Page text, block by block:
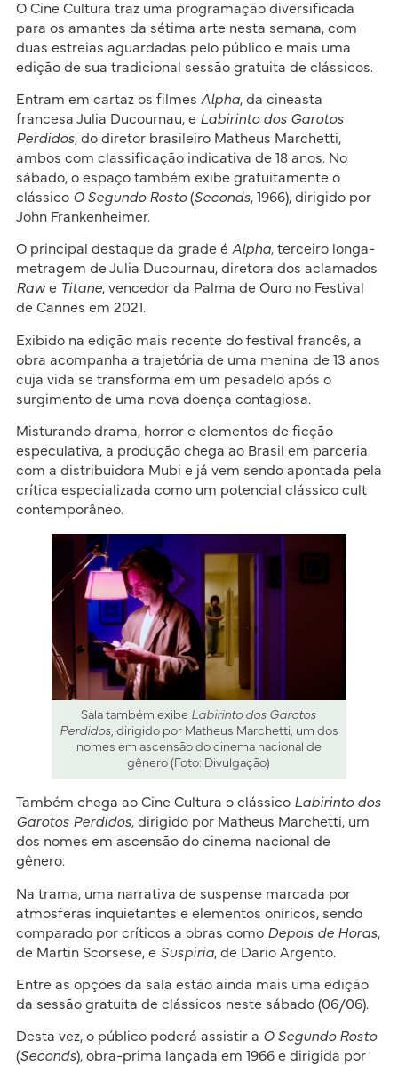
O Cine Cultura traz uma programação diversificada
para os amantes da sétima arte nesta semana, com
duas estreias aguardadas pelo público e mais uma
edição de sua tradicional sessão gratuita de clássicos.
Entram em cartaz os filmes Alpha, da cineasta
francesa Julia Ducournau, e Labirinto dos Garotos
Perdidos, do diretor brasileiro Matheus Marchetti,
ambos com classificação indicativa de 18 anos. No
sábado, o espaço também exibe gratuitamente o
clássico O Segundo Rosto(Seconds, 1966), dirigido por
John Frankenheimer.
O principal destaque da grade é Alpha, terceiro longa-
metragem de Julia Ducournau, diretora dos aclamados
Rawe Titane, vencedor da Palma de Ouro no Festival
de Cannes em 2021.
Exibido na edição mais recente do festival francês, a
obra acompanha a trajetória de uma menina de 13 anos
cuja vida se transforma em um pesadelo após o
surgimento de uma nova doença contagiosa.
Misturando drama, horror e elementos de ficção
especulativa, a produção chega ao Brasil em parceria
com a distribuidora Mubi e já vem sendo apontada pela
crítica especializada como um potencial clássico cult
contemporâneo.
Sala também exibe Labirinto dos Garotos
Perdidos, dirigido por Matheus Marchetti, um dos
nomes em ascensão do cinema nacional de
gênero (Foto: Divulgação)
Também chega ao Cine Cultura o clássico Labirinto dos
Garotos Perdidos, dirigido por Matheus Marchetti, um
dos nomes em ascensão do cinema nacional de
gênero.
Na trama, uma narrativa de suspense marcada por
atmosferas inquietantes e elementos oníricos, sendo
comparado por críticos a obras como Depois de Horas,
de Martin Scorsese, e Suspiria, de Dario Argento.
Entre as opções da sala estão ainda mais uma edição
da sessão gratuita de clássicos neste sábado (06/06).
Desta vez, o público poderá assistir a O Segundo Rosto
(Seconds), obra-prima lançada em 1966 e dirigida por